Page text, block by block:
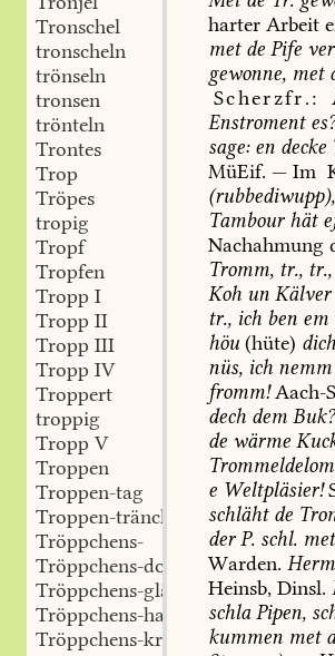
Tronschel
tronscheln
trönseln
tronsen
trönteln
Trontes
Trop
Tröpes
tropig
Tropf
Tropfen
Tropp I
Tropp II
Tropp III
Tropp IV
Troppert
troppig
Tropp V
Troppen
Troppen-tag
Troppen-tränchen
Tröppchens-
Tröppchens-doktor
Tröppchens-gläs'chen
Tröppchens-haus
Tröppchens-kram
harter Arbeit
metde Pife
gewonne, met
Scherzfr.:
Enstroment
sage:en decke
MüEif. — Im
(rubbediwupp),
Tambourhät
Nachahmung
Tromm, tr., tr.,
Koh un Kälver
tr., ich ben em
höu (hüte)
nüs, ich nemm
fromm! Aach-
dech dem Buk?
de wärme
e Weltpläsier!
schlähtde
derP. schl. met
Warden.
Heinsb, Dinsl.
schlaPipen,
kummen met